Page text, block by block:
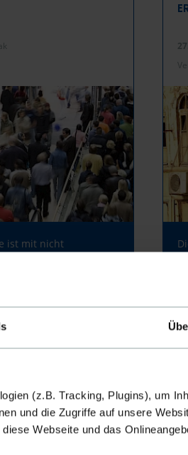
(z.B. Tracking, Plugins), um
und die Zugriffe auf unsere
Webseite und das
ist mit nicht
– SO
Anja Gössel